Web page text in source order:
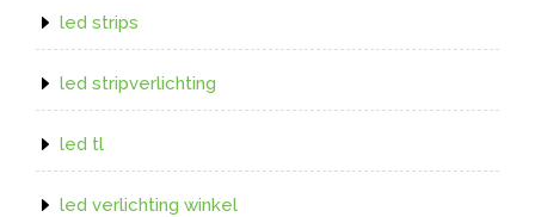
led strips
led stripverlichting
led tl
led verlichting winkel